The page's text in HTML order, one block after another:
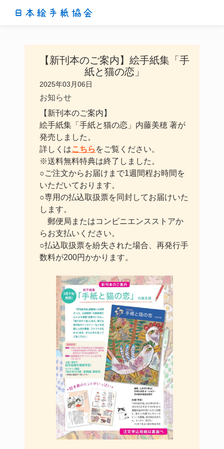
日本絵手紙協会
【新刊本のご案内】絵手紙集「手
紙と猫の恋」
2025年03月06日
お知らせ
【新刊本のご案内】
絵手紙集「手紙と猫の恋」内藤美穂 著が
発売しました。
詳しくはこちら をご覧ください。
※送料無料特典は終了しました。
○ご注文からお届けまで1週間程お時間を
いただいております。
○専用の払込取扱票を同封してお届けいた
します。
郵便局またはコンビニエンスストアか
らお支払いください。
○払込取扱票を紛失された場合、再発行手
数料が200円かかります。